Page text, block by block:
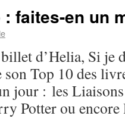
faites-en un
d’Helia, Si je
son Top 10 des
jour : les
Potter ou